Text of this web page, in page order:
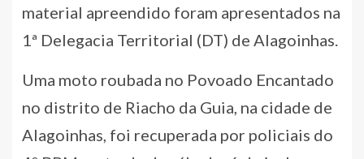
material apreendido foram apresentados na
1ª Delegacia Territorial (DT) de Alagoinhas.
Uma moto roubada no Povoado Encantado
no distrito de Riacho da Guia, na cidade de
Alagoinhas, foi recuperada por policiais do